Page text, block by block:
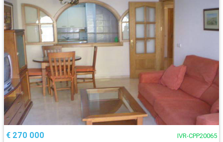
€ 270 000 IVR-CPP20065